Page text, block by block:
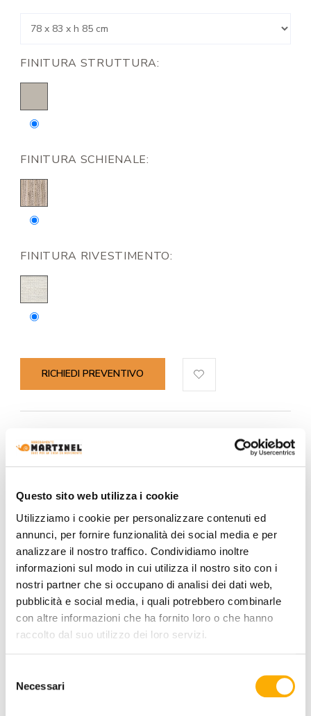
Questo sito web utilizza i cookie
Utilizziamo i cookie per personalizzare contenuti ed
annunci, per fornire funzionalità dei social media e per
analizzare il nostro traffico. Condividiamo inoltre
informazioni sul modo in cui utilizza il nostro sito con i
nostri partner che si occupano di analisi dei dati web,
pubblicità e social media, i quali potrebbero combinarle
con altre informazioni che ha fornito loro o che hanno
raccolto dal suo utilizzo dei loro servizi.
delNecessari
FINITURA STRUTTURA:
FINITURA SCHIENALE:
FINITURA RIVESTIMENTO:
RICHIEDI PREVENTIVO
INFORMAZIONI
BRAND
MIGLIOR PREZZO GARANTITO
POTREBBERO
PIACERTI